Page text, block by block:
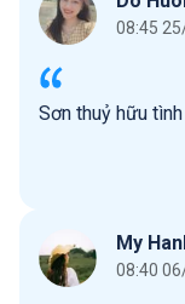
08:45
Sơn thuỷ hữu
My
08:40